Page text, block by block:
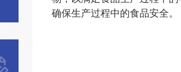
确保生产过程中的食品安全。